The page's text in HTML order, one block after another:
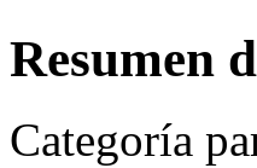
Resumen
Categoría